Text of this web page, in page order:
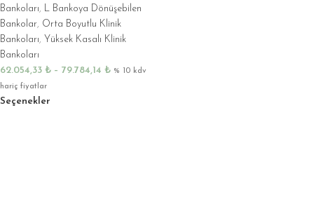
Bankoları, L Bankoya Dönüşebilen
Bankolar, Orta Boyutlu Klinik
Bankoları, Yüksek Kasalı Klinik
Bankoları
62.054,33 ₺ – 79.784,14 ₺ % 10 kdv
hariç fiyatlar
Seçenekler